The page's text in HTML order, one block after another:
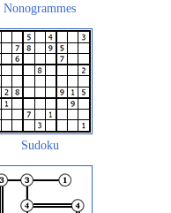
Nonogrammes
Sudoku